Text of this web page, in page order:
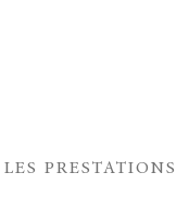
LES PRESTATIONS